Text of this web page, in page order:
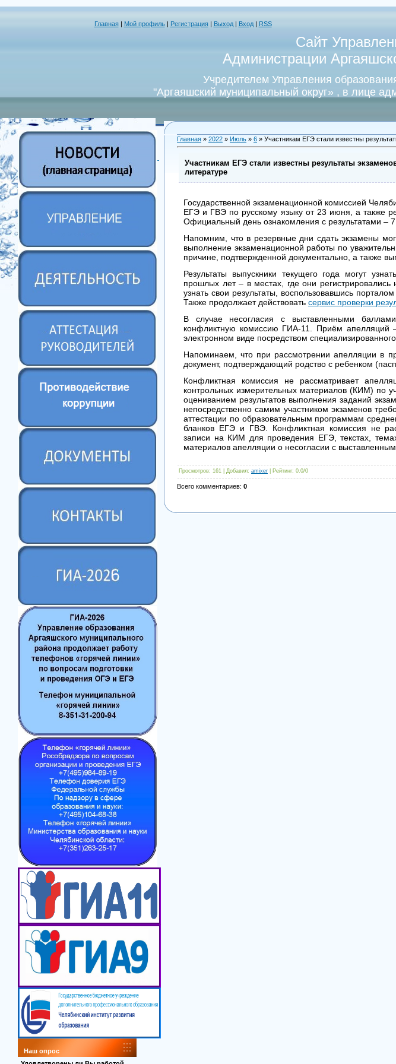
Главная| Мой профиль| Регистрация Выход| Вход RSS
Сайт
Администрации
Учредителем Управления
"Аргаяшский муниципальный округ» , в лице
Наш опрос
Главная » 2022 » Июль » 6 » Участникам ЕГЭ стали известны
Участникам ЕГЭ стали известны результаты
литературе
Государственной экзаменационной комиссией
ЕГЭ и ГВЭ по русскому языку от 23 июня, а также
Официальный день ознакомления с результатами –
Напомним, что в резервные дни сдать экзамены
выполнение экзаменационной работы по
причине, подтвержденной документально, а также
Результаты выпускники текущего года могут
прошлых лет – в местах, где они регистрировались
узнать свои результаты, воспользовавшись
Также продолжает действовать сервис проверки
В случае несогласия с выставленными
конфликтную комиссию ГИА-11. Приём апелляций
электронном виде посредством
Напоминаем, что при рассмотрении апелляции в
документ, подтверждающий родство с ребенком
Конфликтная комиссия не рассматривает
контрольных измерительных материалов (КИМ) по
оцениванием результатов выполнения заданий
непосредственно самим участником экзаменов
аттестации по образовательным программам
бланков ЕГЭ и ГВЭ. Конфликтная комиссия не
записи на КИМ для проведения ЕГЭ, текстах,
материалов апелляции о несогласии с
Просмотров: 161 | Добавил: amixer Рейтинг: 0.0/0
Всего комментариев: 0